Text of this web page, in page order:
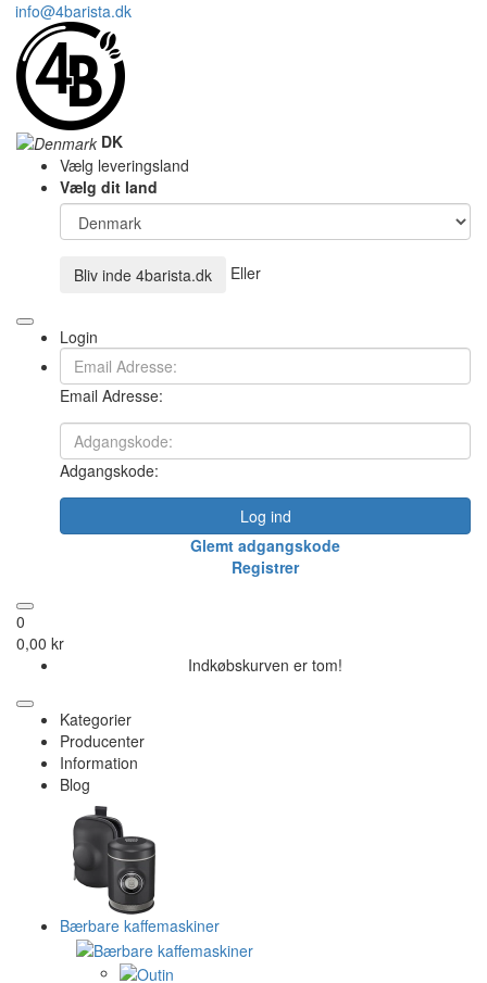
info@4barista.dk
DK
Vælg leveringsland
Vælg dit land
Bliv inde 4barista.dk Eller
Login
Email Adresse:
Adgangskode:
Log ind
Glemt adgangskode
Registrer
0
0,00 kr
Indkøbskurven er tom!
Kategorier
Producenter
Information
Blog
Bærbare kaffemaskiner